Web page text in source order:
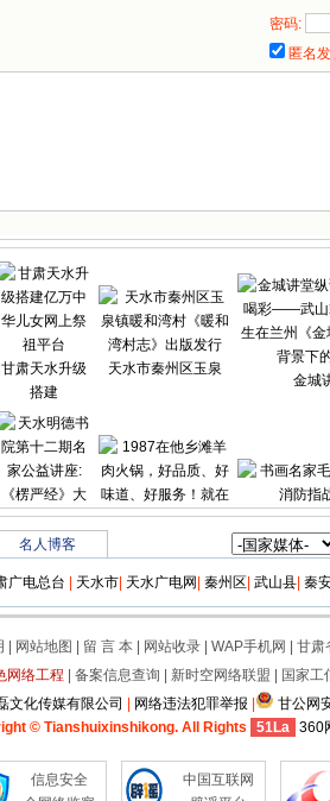
密码:
匿名
甘肃天水升级
搭建
天水市秦州区玉泉
金城
天水明德书院
书画
名人博客
广电总台 天水市| 天水广电网 秦州区 武山县| 秦
网站地图 留 言 本| 网站收录| WAP手机网 甘肃
网络工程 备案信息查询 新时空网络联盟 | 国家工
文化传媒有限公司
网络违法犯罪举报 甘公网
© Tianshuixinshikong. All Rights
51La 360
信息安全
中国互联网